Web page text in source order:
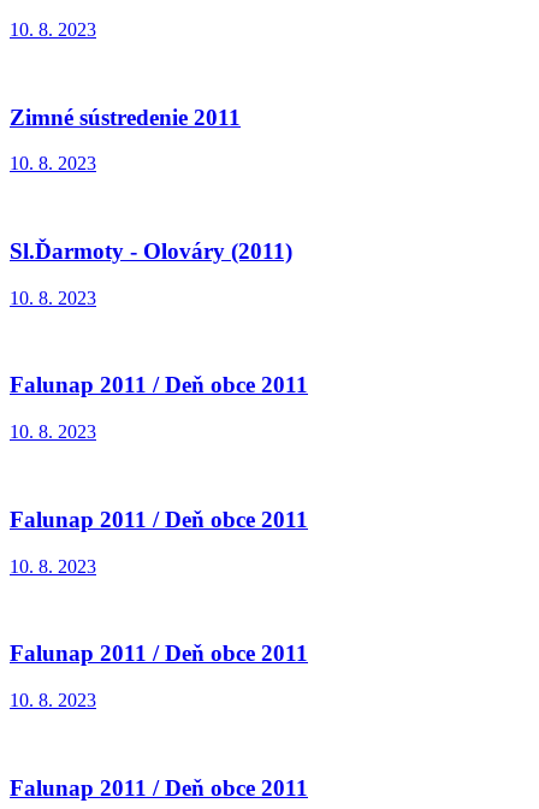
10. 8. 2023
Zimné sústredenie 2011
10. 8. 2023
Sl.Ďarmoty - Olováry (2011)
10. 8. 2023
Falunap 2011 / Deň obce 2011
10. 8. 2023
Falunap 2011 / Deň obce 2011
10. 8. 2023
Falunap 2011 / Deň obce 2011
10. 8. 2023
Falunap 2011 / Deň obce 2011